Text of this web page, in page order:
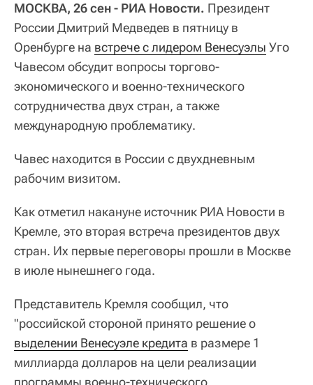
МОСКВА, 26 сен - РИА Новости. Президент
России Дмитрий Медведев в пятницу в
Оренбурге на встрече с лидером Венесуэлы Уго
Чавесом обсудит вопросы торгово-
экономического и военно-технического
сотрудничества двух стран, а также
международную проблематику.
Чавес находится в России с двухдневным
рабочим визитом.
Как отметил накануне источник РИА Новости в
Кремле, это вторая встреча президентов двух
стран. Их первые переговоры прошли в Москве
в июле нынешнего года.
Представитель Кремля сообщил, что
"российской стороной принято решение о
выделении Венесуэле кредита в размере 1
миллиарда долларов на цели реализации
программы военно-технического